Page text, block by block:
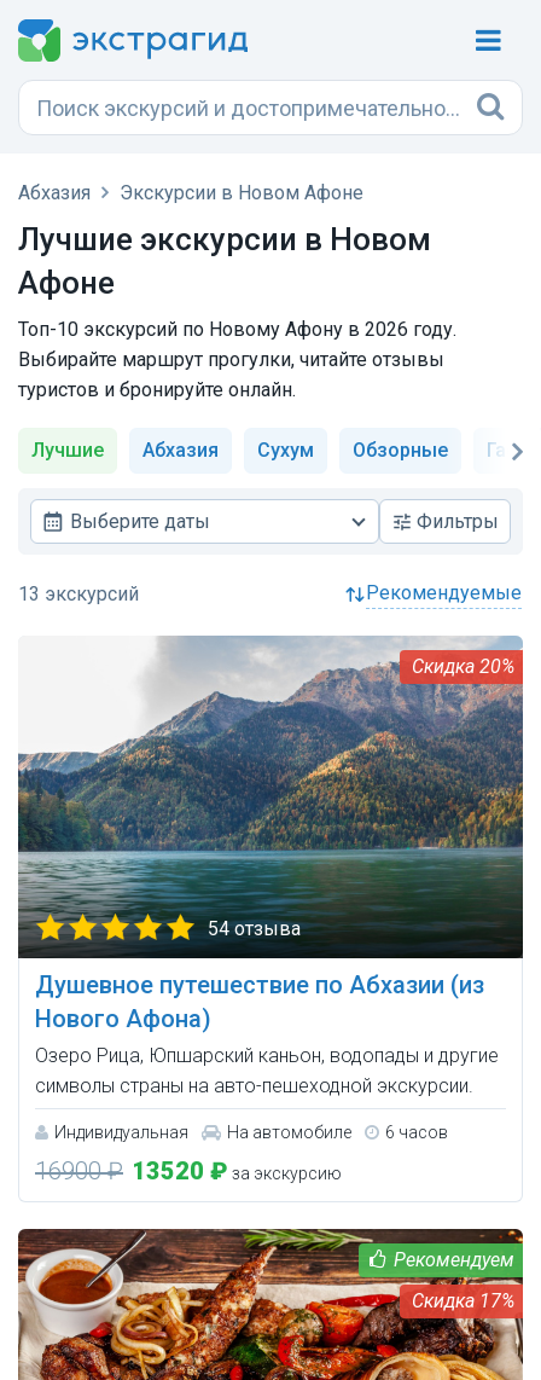
Абхазия Экскурсии в Новом Афоне
Лучшие экскурсии в Новом
Афоне
Топ-10 экскурсий по Новому Афону в 2026 году.
Выбирайте маршрут прогулки, читайте отзывы
туристов и бронируйте онлайн.
Лучшие Абхазия Сухум Обзорные
Выберите даты Фильтры
рекомендуемые
20%
54 отзыва
Душевное путешествие по Абхазии (из
Нового Афона)
Озеро Рица, Юпшарский каньон, водопады и другие
символы страны на авто-пешеходной экскурсии.
Индивидуальная На автомобиле 6 часов
16900 ₽ 13520 ₽ за экскурсию
17%